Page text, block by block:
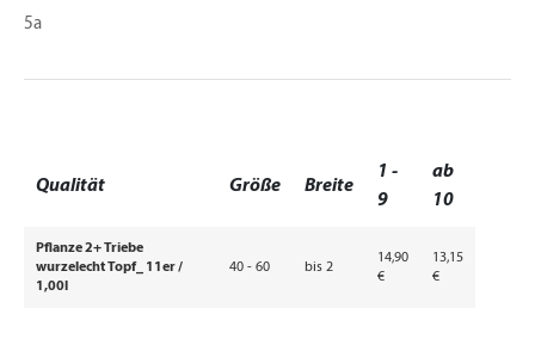
5a
Qualität Größe Breite
1 -
9
ab
10
Pflanze 2+ Triebe
wurzelecht Topf_ 11er /
1,00l
40 - 60 bis 2
14,90
€
13,15
€